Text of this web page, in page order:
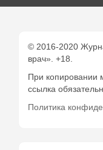
© 2016-2020
врач». +18.
При копировании
ссылка
Политика